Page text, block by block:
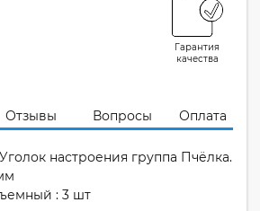
Гарантия
качества
Отзывы Вопросы Оплата
настроения группа Пчёлка.
: 3 шт